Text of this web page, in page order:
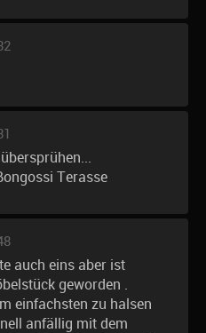
Terasse
auch eins aber ist
geworden .
einfachsten zu halsen
anfällig mit dem